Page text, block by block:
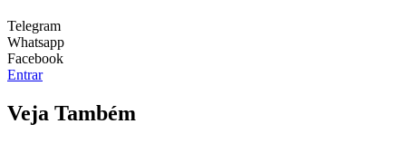
Telegram
Whatsapp
Facebook
Entrar
Veja Também